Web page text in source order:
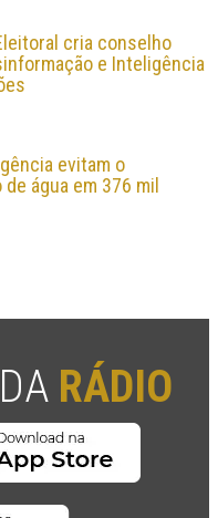
cria conselho
e Inteligência
evitam o
água em 376 mil
RÁDIO